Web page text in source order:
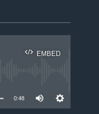
EMBED
0:48